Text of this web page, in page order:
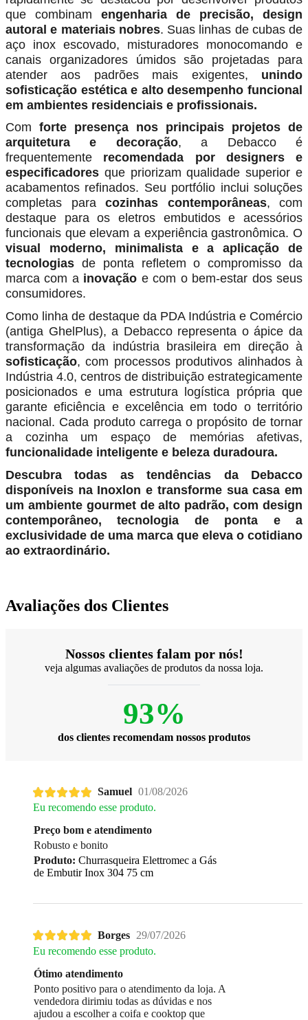
que combinam engenharia de precisão, design
autoral e materiais nobres. Suas linhas de cubas de
aço inox escovado, misturadores monocomando e
canais organizadores úmidos são projetadas para
atender aos padrões mais exigentes, unindo
sofisticação estética e alto desempenho funcional
em ambientes residenciais e profissionais.
Com forte presença nos principais projetos de
arquitetura e decoração, a Debacco é
frequentemente recomendada por designers e
especificadores que priorizam qualidade superior e
acabamentos refinados. Seu portfólio inclui soluções
completas para cozinhas contemporâneas, com
destaque para os eletros embutidos e acessórios
funcionais que elevam a experiência gastronômica. O
visual moderno, minimalista e a aplicação de
tecnologias de ponta refletem o compromisso da
marca com a inovação e com o bem-estar dos seus
consumidores.
Como linha de destaque da PDA Indústria e Comércio
(antiga GhelPlus), a Debacco representa o ápice da
transformação da indústria brasileira em direção à
sofisticação, com processos produtivos alinhados à
Indústria 4.0, centros de distribuição estrategicamente
posicionados e uma estrutura logística própria que
garante eficiência e excelência em todo o território
nacional. Cada produto carrega o propósito de tornar
a cozinha um espaço de memórias afetivas,
funcionalidade inteligente e beleza duradoura.
Descubra todas as tendências da Debacco
disponíveis na Inoxlon e transforme sua casa em
um ambiente gourmet de alto padrão, com design
contemporâneo, tecnologia de ponta e a
exclusividade de uma marca que eleva o cotidiano
ao extraordinário.
Avaliações dos Clientes
Nossos clientes falam por nós!
veja algumas avaliações de produtos da nossa loja.
93%
dos clientes recomendam nossos produtos
Samuel 01/08/2026
Eu recomendo esse produto.
Preço bom e atendimento
Robusto e bonito
Produto: Churrasqueira Elettromec a Gás
de Embutir Inox 304 75 cm
Borges 29/07/2026
Eu recomendo esse produto.
Ótimo atendimento
Ponto positivo para o atendimento da loja. A
vendedora dirimiu todas as dúvidas e nos
ajudou a escolher a coifa e cooktop que